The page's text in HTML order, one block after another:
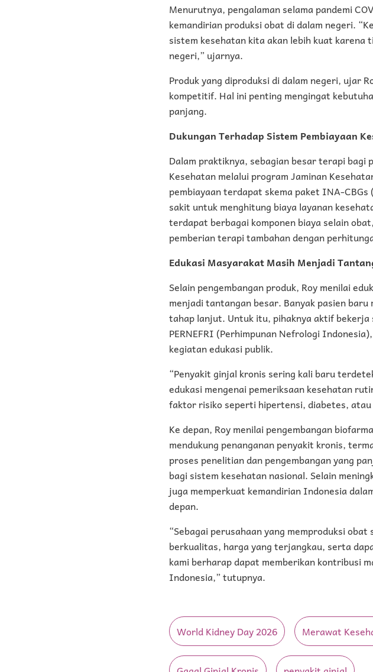
Menurutnya, pengalaman selama pandemi
kemandirian produksi obat di dalam negeri.
sistem kesehatan kita akan lebih kuat karena
negeri,” ujarnya.
Produk yang diproduksi di dalam negeri, ujar
kompetitif. Hal ini penting mengingat
panjang.
Dukungan Terhadap Sistem Pembiayaan
Dalam praktiknya, sebagian besar terapi bagi
Kesehatan melalui program Jaminan
pembiayaan terdapat skema paket INA-
sakit untuk menghitung biaya layanan
terdapat berbagai komponen biaya selain
pemberian terapi tambahan dengan
Edukasi Masyarakat Masih Menjadi
Selain pengembangan produk, Roy menilai
menjadi tantangan besar. Banyak pasien
tahap lanjut. Untuk itu, pihaknya aktif bekerja
PERNEFRI (Perhimpunan Nefrologi
kegiatan edukasi publik.
“Penyakit ginjal kronis sering kali baru
edukasi mengenai pemeriksaan kesehatan
faktor risiko seperti hipertensi, diabetes,
Ke depan, Roy menilai pengembangan
mendukung penanganan penyakit kronis,
proses penelitian dan pengembangan yang
bagi sistem kesehatan nasional. Selain
juga memperkuat kemandirian Indonesia
depan.
“Sebagai perusahaan yang memproduksi
berkualitas, harga yang terjangkau, serta
kami berharap dapat memberikan kontribusi
Indonesia,” tutupnya.
World Kidney Day 2026 Merawat